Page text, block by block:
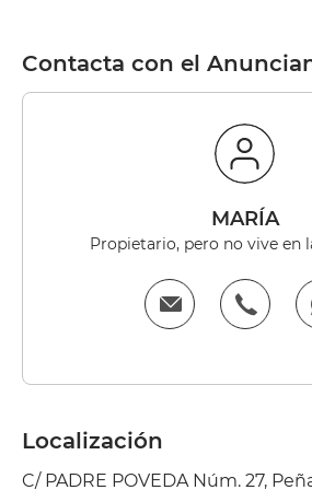
Contacta con el
MARÍA
Propietario, pero no vive en
Localización
C/ PADRE POVEDA Núm. 27,